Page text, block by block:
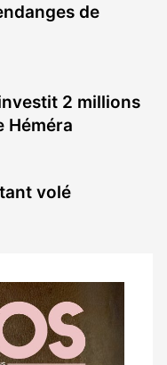
de
2 millions
Héméra
volé